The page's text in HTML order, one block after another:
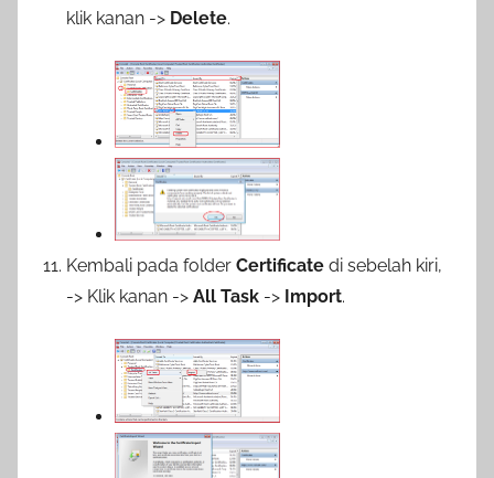
klik kanan -> Delete.
Kembali pada folder Certificate di sebelah kiri,
-> Klik kanan -> All Task -> Import.